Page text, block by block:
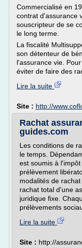
Commercialisé en
contrat d'assurance
souscripteur de se
le long terme.
La fiscalité
son détenteur de
l'assurance vie.
éviter de faire des
Lire la suite
Site : http://
Rachat
guides.com
Les conditions de
le temps.
est soumis à
prélèvement
modalités de
rachat total d'une
juridique fixe.
prélèvements
Lire la suite
Site : http://